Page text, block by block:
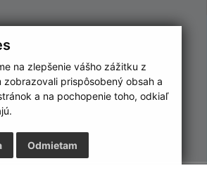
na zlepšenie vášho zážitku z
prispôsobený obsah a
a na pochopenie toho, odkiaľ
Odmietam
Response